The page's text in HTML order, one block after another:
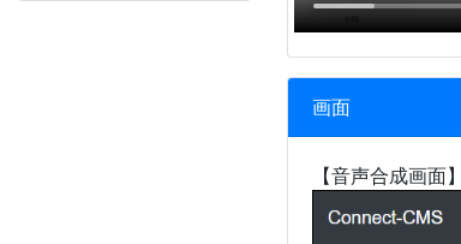
画面
【音声合成画面】